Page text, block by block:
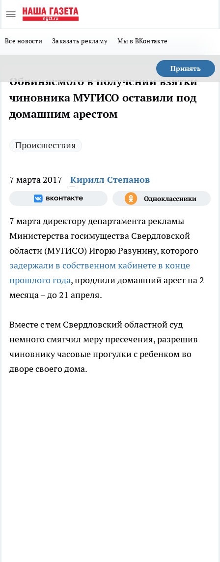
Все новости Заказать рекламу Мы в ВКонтакте
Принять
Обвиняемого в получении взятки
чиновника МУГИСО оставили под
домашним арестом
Происшествия
7 марта 2017 Кирилл Степанов
7 марта директору департамента рекламы
Министерства госимущества Свердловской
области (МУГИСО) Игорю Разунину, которого
задержали в собственном кабинете в конце
прошлого года, продлили домашний арест на 2
месяца – до 21 апреля.
Вместе с тем Свердловский областной суд
немного смягчил меру пресечения, разрешив
чиновнику часовые прогулки с ребенком во
дворе своего дома.